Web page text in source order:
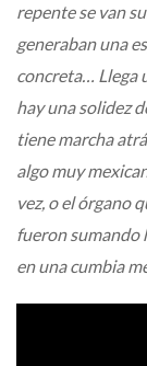
repente se van
generaban una
concreta… Llega
hay una solidez
tiene marcha
algo muy
vez, o el órgano
fueron sumando
en una cumbia